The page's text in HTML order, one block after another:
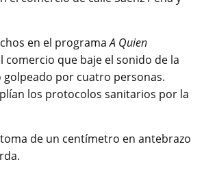
en el programaA Quien
comercio que baje el sonido de la
por cuatro personas.
los protocolos sanitarios por la
de un centímetro en antebrazo